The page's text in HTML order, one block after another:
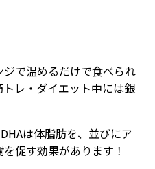
で温めるだけで食べられ
レ・ダイエット中には銀
は体脂肪を、並びにア
促す効果があります！